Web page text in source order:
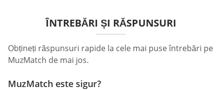
ÎNTREBĂRI ȘI RĂSPUNSURI
Obțineți răspunsuri rapide la cele mai puse întrebări pe
MuzMatch de mai jos.
MuzMatch este sigur?